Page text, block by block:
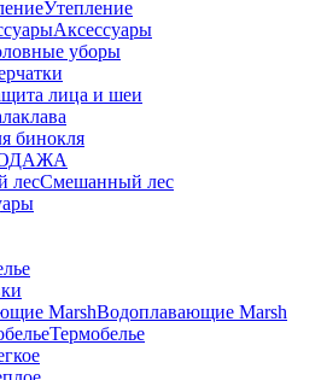
Утепление
Аксессуары
уборы
лица и шеи
бинокля
Смешанный лес
Водоплавающие Marsh
Термобелье